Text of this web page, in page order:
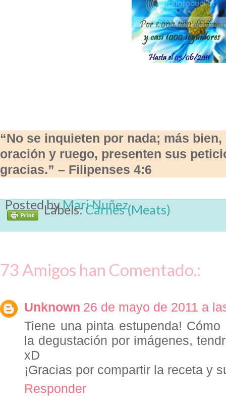
“No se inquieten por nada; más
oración y ruego, presenten sus
gracias.” – Filipenses 4:6
Posted byMari Nuñez
Labels:Carnes (Meats)
73 Amigos han Comentado.:
Unknown 26 de mayo de 2011 a
Tiene una pinta estupenda!
la degustación por imágenes,
xD
¡Gracias por compartir la receta y
Responder